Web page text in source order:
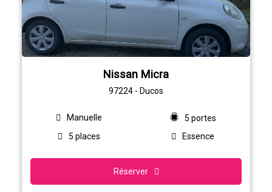
Nissan Micra
97224 - Ducos
Manuelle
5 portes
5 places
Essence
Réserver